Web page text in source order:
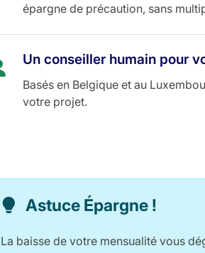
épargne de précaution, sans
Un conseiller humain pour
Basés en Belgique et au
votre projet.
Astuce Épargne !
La baisse de votre mensualité vous